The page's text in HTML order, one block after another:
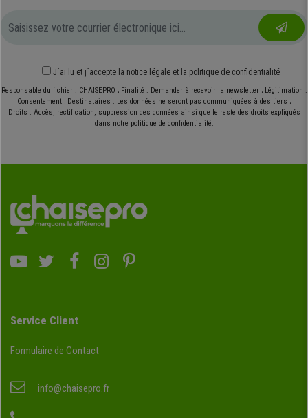
J´ai lu et j´accepte la notice légale et la politique de confidentialité
Responsable du fichier : CHAISEPRO ; Finalité : Demander à recevoir la newsletter ; Légitimation :
Consentement ; Destinataires : Les données ne seront pas communiquées à des tiers ;
Droits : Accès, rectification, suppression des données ainsi que le reste des droits expliqués
dans notre politique de confidentialité.
Service Client
Formulaire de Contact
info@chaisepro.fr